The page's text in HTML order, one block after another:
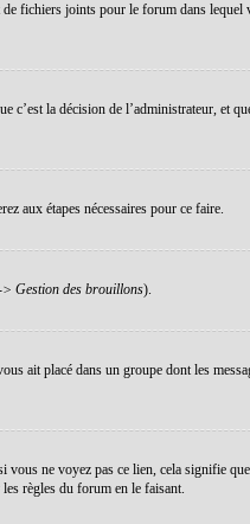
fichiers joints pour le forum dans
la décision de l’administrateur, et
aux étapes nécessaires pour ce faire.
Gestion des brouillons).
ait placé dans un groupe dont les
ne voyez pas ce lien, cela signifie
règles du forum en le faisant.